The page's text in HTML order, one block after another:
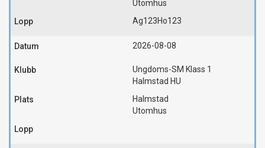
Utomhus
Ag123Ho123
2026-08-08
Ungdoms-SM Klass 1
Halmstad HU
Halmstad
Utomhus